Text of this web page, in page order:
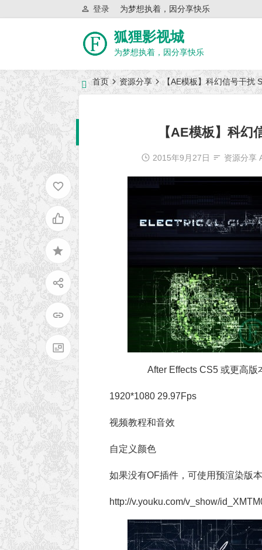
为梦想执着，因分享快乐
登录
狐狸影视城
为梦想执着，因分享快乐
首页 资源分享 【AE模板】科幻信号干扰
【AE模板】科
2015年9月27日 资源分享
After Effects CS5 或更高
1920*1080 29.97Fps
视频教程和音效
自定义颜色
如果没有OF插件，可使用预渲染版
http://v.youku.com/v_show/